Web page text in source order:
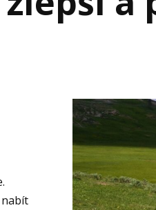
nabít